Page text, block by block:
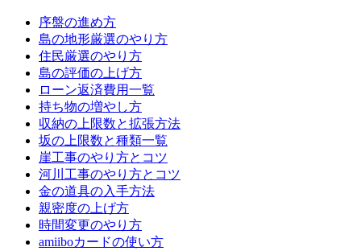
序盤の進め方
島の地形厳選のやり方
住民厳選のやり方
島の評価の上げ方
ローン返済費用一覧
持ち物の増やし方
収納の上限数と拡張方法
坂の上限数と種類一覧
崖工事のやり方とコツ
河川工事のやり方とコツ
金の道具の入手方法
親密度の上げ方
時間変更のやり方
amiiboカードの使い方